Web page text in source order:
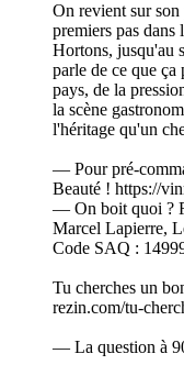
On revient sur son
premiers pas
Hortons, jusqu'au
parle de ce que
pays, de la
la scène
l'héritage qu'un
— Pour pré-
Beauté ! https://
— On boit quoi ?
Marcel Lapierre,
Code SAQ :
Tu cherches un
rezin.com/tu-
— La question à